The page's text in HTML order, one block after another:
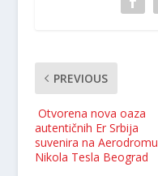
PREVIOUS
Otvorena nova oaza
autentičnih Er Srbija
suvenira na Aerodromu
Nikola Tesla Beograd